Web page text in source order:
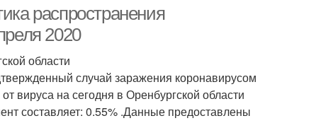
распространения
2020
области
случай заражения коронавирусом
вируса на сегодня в Оренбургской области
составляет: 0.55% .Данные предоставлены